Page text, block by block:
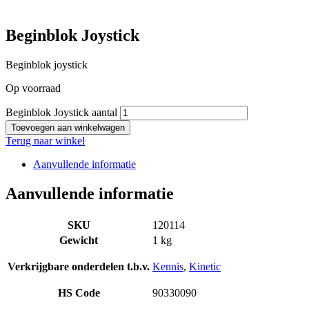
Beginblok Joystick
Beginblok joystick
Op voorraad
Beginblok Joystick aantal
Toevoegen aan winkelwagen
Terug naar winkel
Aanvullende informatie
Aanvullende informatie
SKU
120114
Gewicht
1 kg
Verkrijgbare onderdelen t.b.v. Kennis, Kinetic
HS Code 90330090